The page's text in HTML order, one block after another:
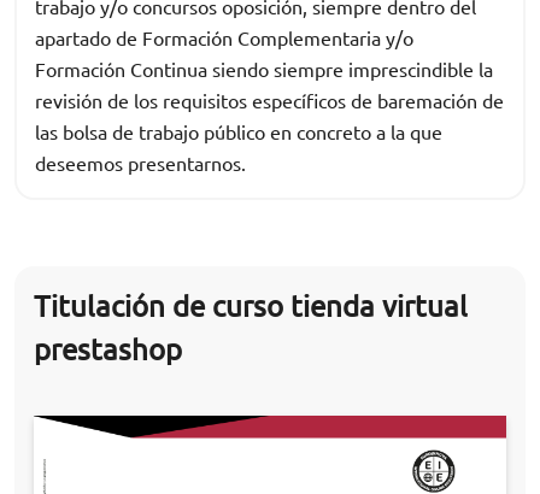
trabajo y/o concursos oposición, siempre dentro del
apartado de Formación Complementaria y/o
Formación Continua siendo siempre imprescindible la
revisión de los requisitos específicos de baremación de
las bolsa de trabajo público en concreto a la que
deseemos presentarnos.
Titulación de curso tienda virtual
prestashop